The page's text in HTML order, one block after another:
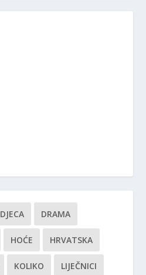
DJECA DRAMA
HOĆE HRVATSKA
KOLIKO LIJEČNICI